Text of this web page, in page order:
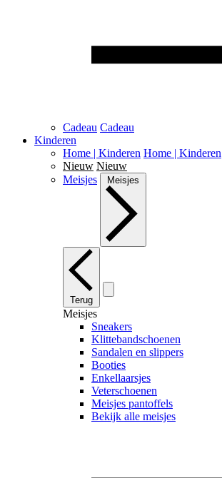
Cadeau Cadeau
Kinderen
Home | Kinderen Home | Kinderen
Nieuw Nieuw
Meisjes
Meisjes
Terug
Meisjes
Sneakers
Klittebandschoenen
Sandalen en slippers
Booties
Enkellaarsjes
Veterschoenen
Meisjes pantoffels
Bekijk alle meisjes